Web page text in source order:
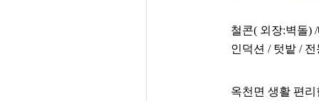
철콘( 외장:벽돌)
인덕션 / 텃밭 /
옥천면 생활 편리